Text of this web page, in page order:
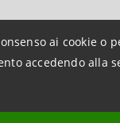
ai cookie o
accedendo alla